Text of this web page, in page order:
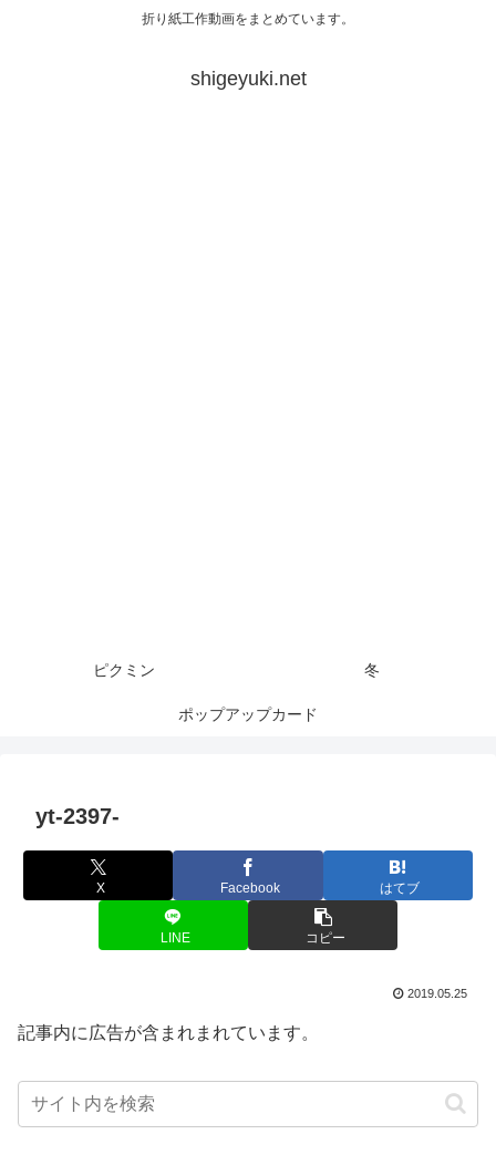
折り紙工作動画をまとめています。
shigeyuki.net
ピクミン 冬
ポップアップカード
yt-2397-
X Facebook はてブ
LINE コピー
2019.05.25
記事内に広告が含まれまれています。